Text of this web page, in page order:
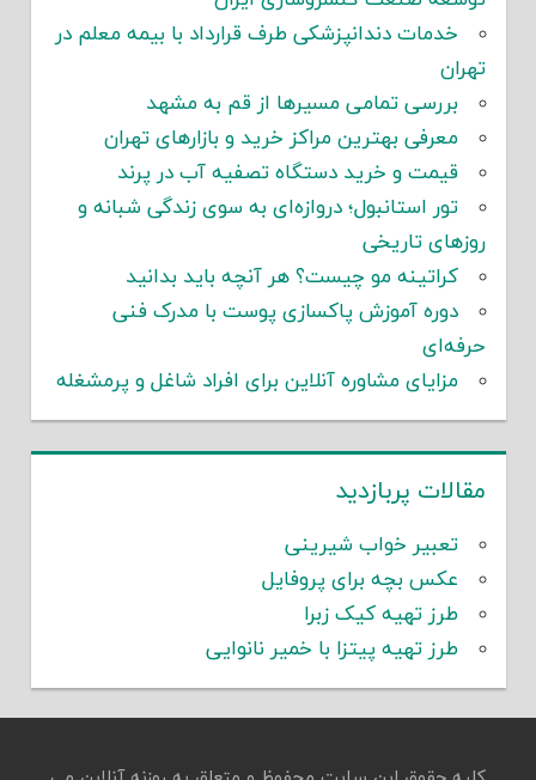
خدمات دندانپزشکی طرف قرارداد با بیمه معلم در
تهران
بررسی تمامی مسیرها از قم به مشهد
معرفی بهترین مراکز خرید و بازارهای تهران
قیمت و خرید دستگاه تصفیه آب در پرند
تور استانبول؛ دروازه‌ای به سوی زندگی شبانه و
روزهای تاریخی
کراتینه مو چیست؟ هر آنچه باید بدانید
دوره آموزش پاکسازی پوست با مدرک فنی
حرفه‌ای
مزایای مشاوره آنلاین برای افراد شاغل و پرمشغله
مقالات پربازدید
تعبیر خواب شیرینی
عکس بچه برای پروفایل
طرز تهیه کیک زبرا
طرز تهیه پیتزا با خمیر نانوایی